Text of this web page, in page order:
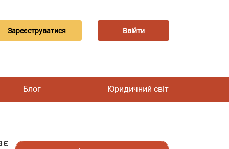
Зареєструватися Ввійти
Блог Юридичний світ